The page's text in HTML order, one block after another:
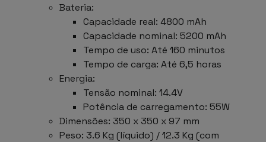
Bateria:
Capacidade real: 4800 mAh
Capacidade nominal: 5200 mAh
Tempo de uso: Até 160 minutos
Tempo de carga: Até 6,5 horas
Energia:
Tensão nominal: 14.4V
Potência de carregamento: 55W
Dimensões: 350 x 350 x 97 mm
Peso: 3.6 Kg (líquido) / 12.3 Kg (com